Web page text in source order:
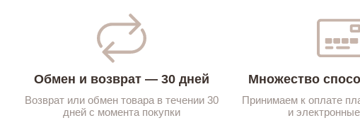
Обмен и возврат — 30 дней
Возврат или обмен товара в течении 30
дней с момента покупки
Множество
Принимаем к оплате
и